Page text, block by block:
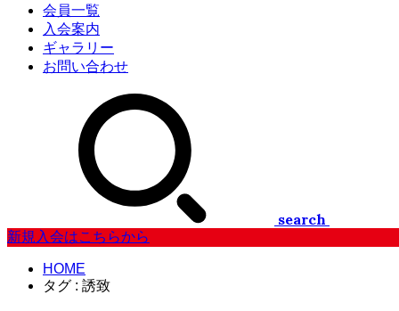
会員一覧
入会案内
ギャラリー
お問い合わせ
search
新規入会はこちらから
HOME
タグ : 誘致